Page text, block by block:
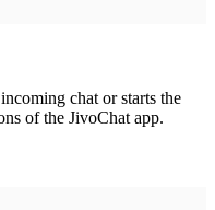
chat or starts the
of the JivoChat app.